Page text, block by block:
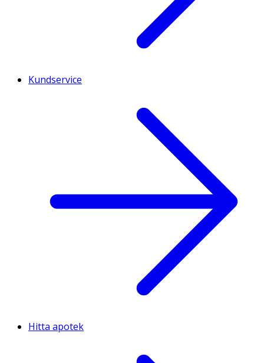
Kundservice
Hitta apotek